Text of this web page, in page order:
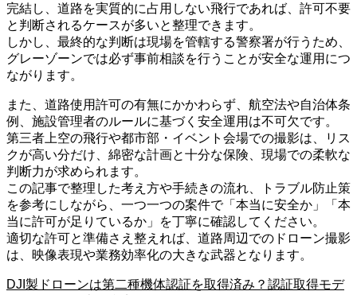
完結し、道路を実質的に占用しない飛行であれば、許可不要
と判断されるケースが多いと整理できます。
しかし、最終的な判断は現場を管轄する警察署が行うため、
グレーゾーンでは必ず事前相談を行うことが安全な運用につ
ながります。
また、道路使用許可の有無にかかわらず、航空法や自治体条
例、施設管理者のルールに基づく安全運用は不可欠です。
第三者上空の飛行や都市部・イベント会場での撮影は、リス
クが高い分だけ、綿密な計画と十分な保険、現場での柔軟な
判断力が求められます。
この記事で整理した考え方や手続きの流れ、トラブル防止策
を参考にしながら、一つ一つの案件で「本当に安全か」「本
当に許可が足りているか」を丁寧に確認してください。
適切な許可と準備さえ整えれば、道路周辺でのドローン撮影
は、映像表現や業務効率化の大きな武器となります。
DJI製ドローンは第二種機体認証を取得済み？認証取得モデ